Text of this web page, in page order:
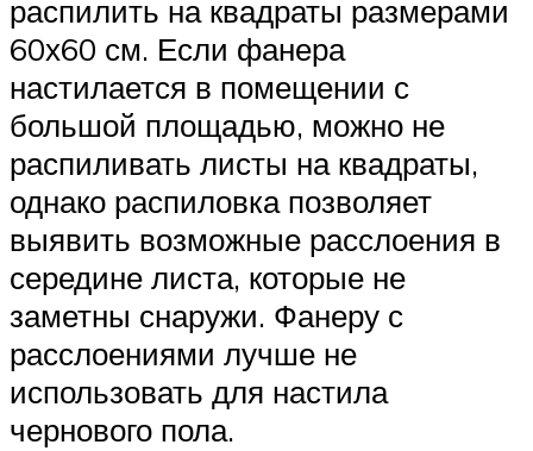
распилить на квадраты размерами
60х60 см. Если фанера
настилается в помещении с
большой площадью, можно не
распиливать листы на квадраты,
однако распиловка позволяет
выявить возможные расслоения в
середине листа, которые не
заметны снаружи. Фанеру с
расслоениями лучше не
использовать для настила
чернового пола.